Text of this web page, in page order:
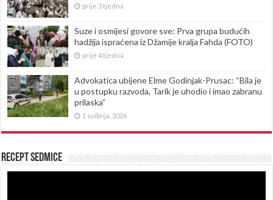
prije 3 tjedna
Suze i osmijesi govore sve: Prva grupa budućih
hadžija ispraćena iz Džamije kralja Fahda (FOTO)
prije 4 tjedna
Advokatica ubijene Elme Godinjak-Prusac: “Bila je
u postupku razvoda, Tarik je uhodio i imao zabranu
prilaska”
1 svibnja, 2026
Recept sedmice